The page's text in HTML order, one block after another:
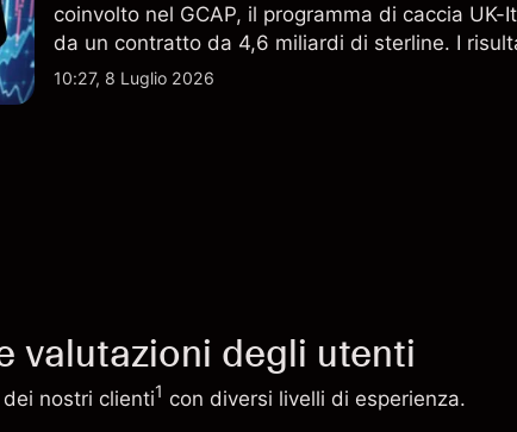
coinvolto nel GCAP, il programma di caccia
da un contratto da 4,6 miliardi di sterline. I
indicatore affidabile dei risultati futuri.
10:27, 8 Luglio 2026
valutazioni degli utenti
nostri clienti1 con diversi livelli di esperienza.